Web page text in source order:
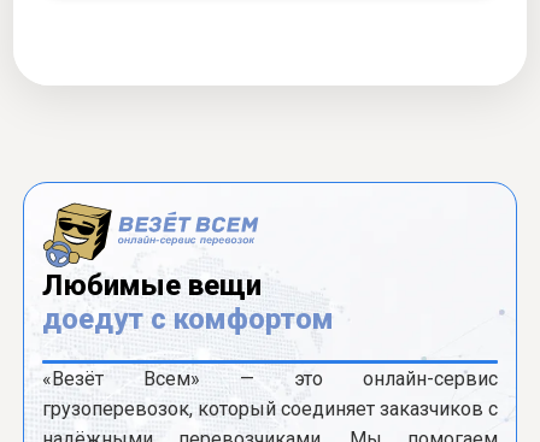
Любимые вещи
доедут с комфортом
«Везёт Всем» — это онлайн-сервис
грузоперевозок, который соединяет заказчиков с